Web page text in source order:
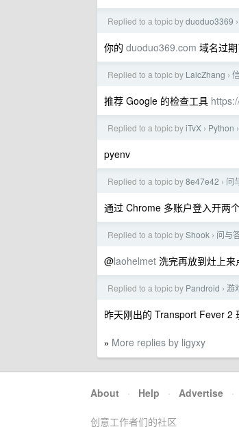
Replied to a topic byduoduo3369 ›
你的 duoduo369.com 域名过
Replied to a topic by LaicZhang ›
推荐 Google 的检查工具
Replied to a topic byiTvX › Python ›
pyenv
Replied to a topic by8e47e42 › 问
通过 Chrome 多账户登入开两
Replied to a topic byShook › 问与
@laohelmet 洗完再放到灶上来
Replied to a topic by Pandroid › 游
昨天刚出的 Transport Fever 2
» More replies by ligyxy
About · Help · Advertise ·
创意工作者们的社区